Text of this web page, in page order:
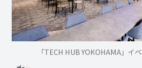
「TECH HUB YOKOHAMA」イ